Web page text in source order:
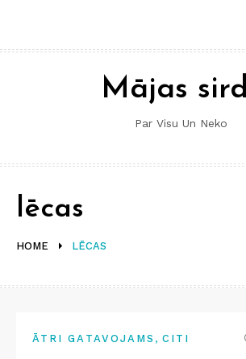
content
Mājas
Par Visu Un Neko
HOME LĒCAS
lēcas
ĀTRI GATAVOJAMS ,CITI